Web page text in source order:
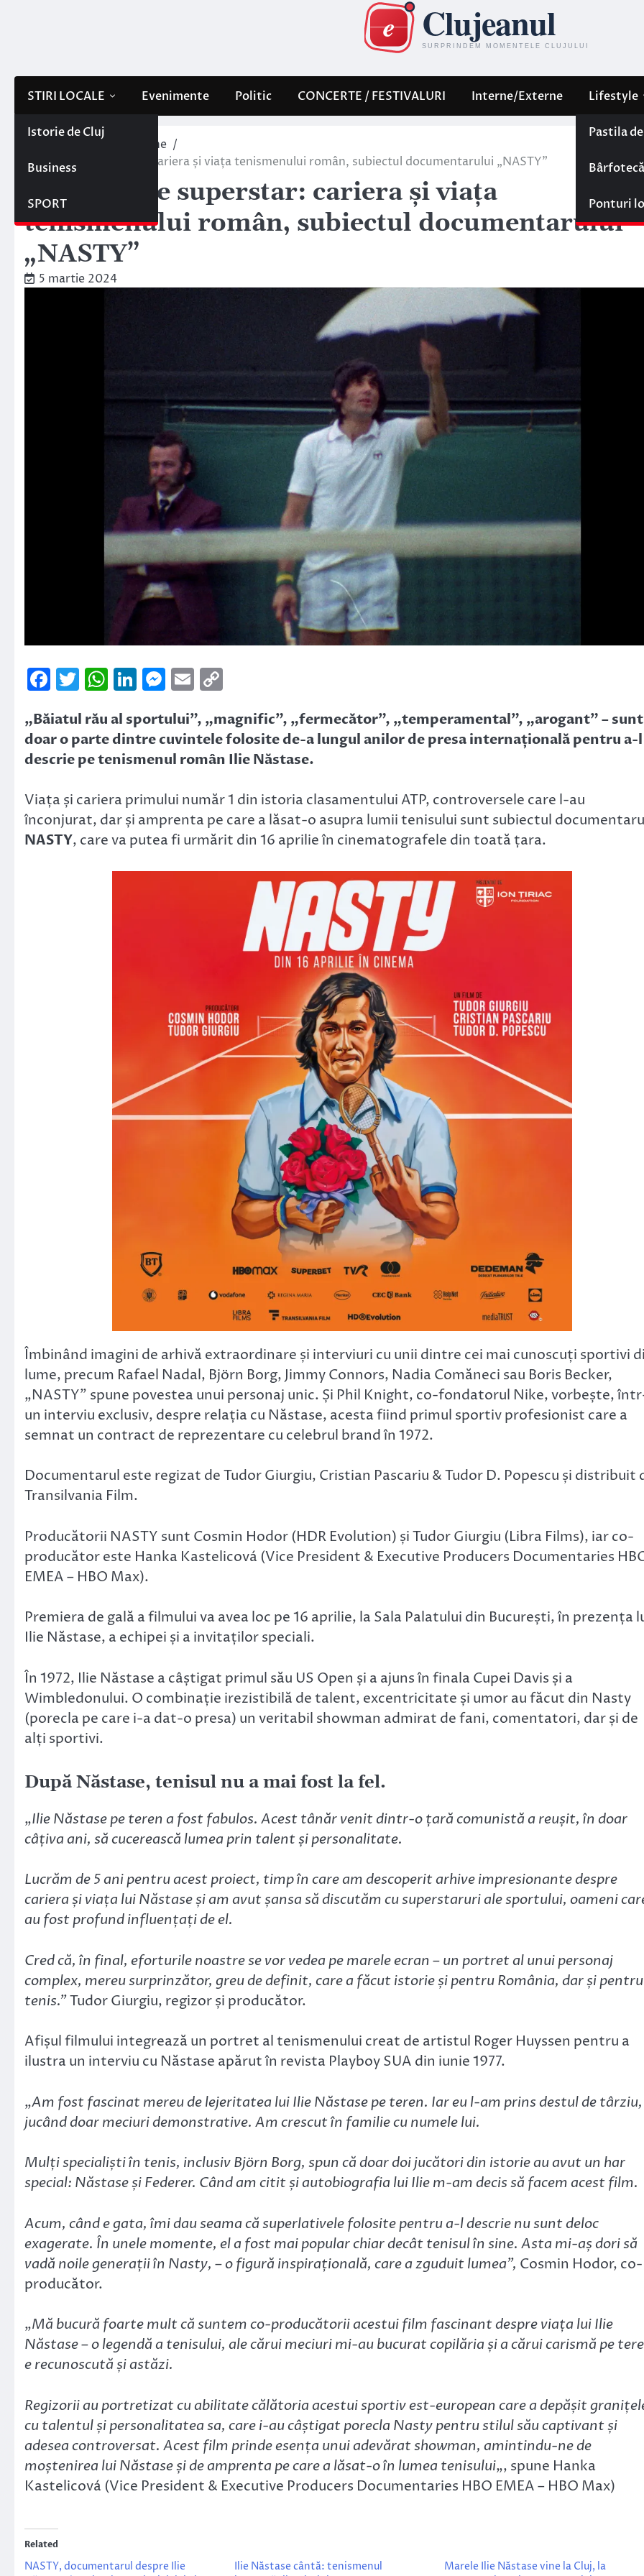
STIRI LOCALE
Istorie de Cluj
Business
SPORT
Evenimente Politic CONCERTE / FESTIVALURI Interne/Externe Lifestyle
Pastila
Bârfotecă
Ponturi
Interne/Externe
Ilie Năstase superstar: cariera și viața tenismenului român, subiectul documentarului „NASTY”
Ilie Năstase superstar: cariera și viața
tenismenului român, subiectul documentarului
„NASTY”
5 martie 2024
Facebook
Twitter
WhatsApp
LinkedIn
Messenger
Email
„Băiatul rău al sportului”, „magnific”, „fermecător”, „temperamental”, „arogant” – sunt
doar o parte dintre cuvintele folosite de-a lungul anilor de presa internațională pentru a-l
descrie pe tenismenul român Ilie Năstase.
Viața și cariera primului număr 1 din istoria clasamentului ATP, controversele care l-au
înconjurat, dar și amprenta pe care a lăsat-o asupra lumii tenisului sunt subiectul
NASTY, care va putea fi urmărit din 16 aprilie în cinematografele din toată țara.
Îmbinând imagini de arhivă extraordinare și interviuri cu unii dintre cei mai cunoscuți sportivi
lume, precum Rafael Nadal, Björn Borg, Jimmy Connors, Nadia Comăneci sau Boris Becker,
„NASTY” spune povestea unui personaj unic. Și Phil Knight, co-fondatorul Nike, vorbește,
un interviu exclusiv, despre relația cu Năstase, acesta fiind primul sportiv profesionist care a
semnat un contract de reprezentare cu celebrul brand în 1972.
Documentarul este regizat de Tudor Giurgiu, Cristian Pascariu & Tudor D. Popescu și distribuit
Transilvania Film.
Producătorii NASTY sunt Cosmin Hodor (HDR Evolution) și Tudor Giurgiu (Libra Films), iar co-
producător este Hanka Kastelicová (Vice President & Executive Producers Documentaries
EMEA – HBO Max).
Premiera de gală a filmului va avea loc pe 16 aprilie, la Sala Palatului din București, în prezența
Ilie Năstase, a echipei și a invitaților speciali.
În 1972, Ilie Năstase a câștigat primul său US Open și a ajuns în finala Cupei Davis și a
Wimbledonului. O combinație irezistibilă de talent, excentricitate și umor au făcut din Nasty
(porecla pe care i-a dat-o presa) un veritabil showman admirat de fani, comentatori, dar și de
alți sportivi.
După Năstase, tenisul nu a mai fost la fel.
„Ilie Năstase pe teren a fost fabulos. Acest tânăr venit dintr-o țară comunistă a reușit, în doar
câțiva ani, să cucerească lumea prin talent și personalitate.
Lucrăm de 5 ani pentru acest proiect, timp în care am descoperit arhive impresionante despre
cariera și viața lui Năstase și am avut șansa să discutăm cu superstaruri ale sportului, oameni
au fost profund influențați de el.
Cred că, în final, eforturile noastre se vor vedea pe marele ecran – un portret al unui personaj
complex, mereu surprinzător, greu de definit, care a făcut istorie și pentru România, dar și pentru
tenis.”Tudor Giurgiu, regizor și producător.
Afișul filmului integrează un portret al tenismenului creat de artistul Roger Huyssen pentru a
ilustra un interviu cu Năstase apărut în revista Playboy SUA din iunie 1977.
„Am fost fascinat mereu de lejeritatea lui Ilie Năstase pe teren. Iar eu l-am prins destul de târziu,
jucând doar meciuri demonstrative. Am crescut în familie cu numele lui.
Mulți specialiști în tenis, inclusiv Björn Borg, spun că doar doi jucători din istorie au avut un har
special: Năstase și Federer. Când am citit și autobiografia lui Ilie m-am decis să facem acest film.
Acum, când e gata, îmi dau seama că superlativele folosite pentru a-l descrie nu sunt deloc
exagerate. În unele momente, el a fost mai popular chiar decât tenisul în sine. Asta mi-aș dori să
vadă noile generații în Nasty, – o figură inspirațională, care a zguduit lumea”, Cosmin Hodor, co-
producător.
„Mă bucură foarte mult că suntem co-producătorii acestui film fascinant despre viața lui Ilie
Năstase – o legendă a tenisului, ale cărui meciuri mi-au bucurat copilăria și a cărui carismă pe
e recunoscută și astăzi.
Regizorii au portretizat cu abilitate călătoria acestui sportiv est-european care a depășit
cu talentul și personalitatea sa, care i-au câștigat porecla Nasty pentru stilul său captivant și
adesea controversat. Acest film prinde esența unui adevărat showman, amintindu-ne de
moștenirea lui Năstase și de amprenta pe care a lăsat-o în lumea tenisului„, spune Hanka
Kastelicová (Vice President & Executive Producers Documentaries HBO EMEA – HBO Max)
Related
NASTY, documentarul despre Ilie
Ilie Năstase cântă: tenismenul
Marele Ilie Năstase vine la Cluj, la